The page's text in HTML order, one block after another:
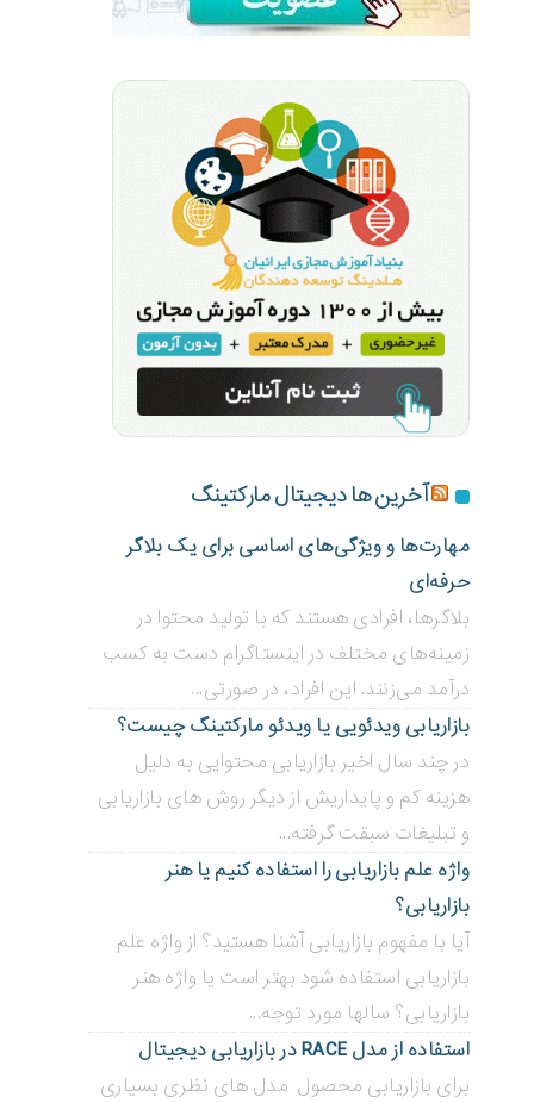
آخرین ها دیجیتال مارکتینگ
مهارت‌ها و ویژگی‌های اساسی برای یک بلاگر
حرفه‌ای
بلاگر‌ها، افرادی هستند که با تولید محتوا در
زمینه‌های مختلف در اینستاگرام دست به کسب
درآمد می‌زنند. این افراد، در صورتی...
بازاریابی ویدئویی ‌یا ویدئو مارکتینگ چیست؟
در چند سال اخیر بازاریابی محتوایی به دلیل
هزینه کم و پایداریش از دیگر روش های بازاریابی
و تبلیغات سبقت گرفته...
واژه علم بازاریابی را استفاده کنیم یا هنر
بازاریابی؟
آیا با مفهوم بازاریابی آشنا هستید؟ از واژه علم
بازاریابی استفاده شود بهتر است یا واژه هنر
بازاریابی؟ سالها مورد توجه...
استفاده از مدل RACE در بازاریابی دیجیتال
برای بازاریابی محصول مدل های نظری بسیاری